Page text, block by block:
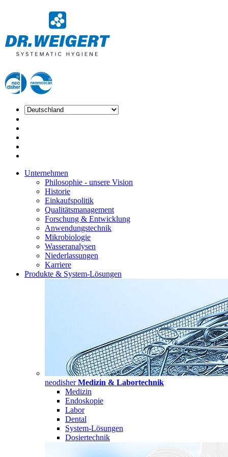
Unternehmen
Philosophie - unsere Vision
Historie
Einkaufspolitik
Qualitätsmanagement
Forschung & Entwicklung
Anwendungstechnik
Mikrobiologie
Wasseranalysen
Niederlassungen
Karriere
Produkte & System-Lösungen
neodisherMedizin & Labortechnik
Medizin
Endoskopie
Labor
Dental
System-Lösungen
Dosiertechnik